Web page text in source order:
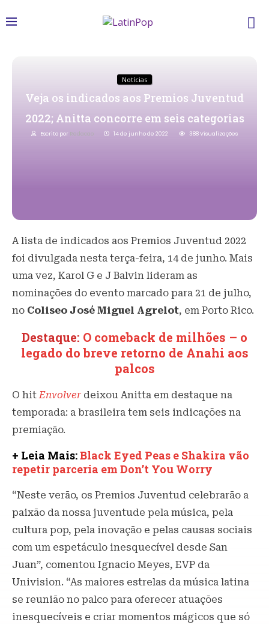
Notícias
Veja os indicados aos Premios Juventud
2022; Anitta concorre em seis categorias
Escrito por Redacao 14 de junho de 2022 388Visualizações
A lista de indicados aos Premios Juventud 2022
foi divulgada nesta terça-feira, 14 de junho. Mais
uma vez, Karol G e J Balvin lideram as
nominações do evento marcado para 21 de julho,
no Coliseo José Miguel Agrelot, em Porto Rico.
Destaque: O comeback de milhões – o
legado do breve retorno de Anahi aos
palcos
O hitEnvolver deixou Anitta em destaque na
temporada: a brasileira tem seis indicações na
premiação.
+ Leia Mais:Black Eyed Peas e Shakira vão
repetir parceria em Don’t You Worry
“Neste verão, os Premios Juventud celebrarão a
paixão da nossa juventude pela música, pela
cultura pop, pela inovação e pelas causas sociais
com um espetáculo inesquecível desde San
Juan”, comentou Ignacio Meyes, EVP da
Univision. “As maiores estrelas da música latina
se reunião no palco para oferecer atuações
inesquecíveis e criar momentos mágicos que só